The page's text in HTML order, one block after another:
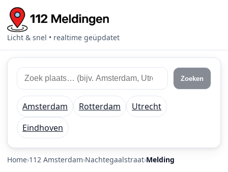
Licht & snel • realtime geüpdatet
Zoek 112 meldingen
Zoek plaats of regio Zoeken
Amsterdam Rotterdam
Utrecht
Eindhoven
Home 112 Amsterdam Nachtegaalstraat Melding